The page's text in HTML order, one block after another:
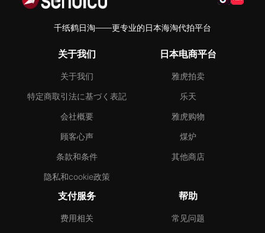
千纸鹤日淘——更专业的日本海淘代拍平台
关于我们
关于我们
特定商取引法に基づく表記
会社概要
顾客心声
条款和条件
隐私和cookie政策
日本电商平台
雅虎拍卖
乐天
雅虎购物
煤炉
其他商店
支付服务
费用相关
帮助
常见问题